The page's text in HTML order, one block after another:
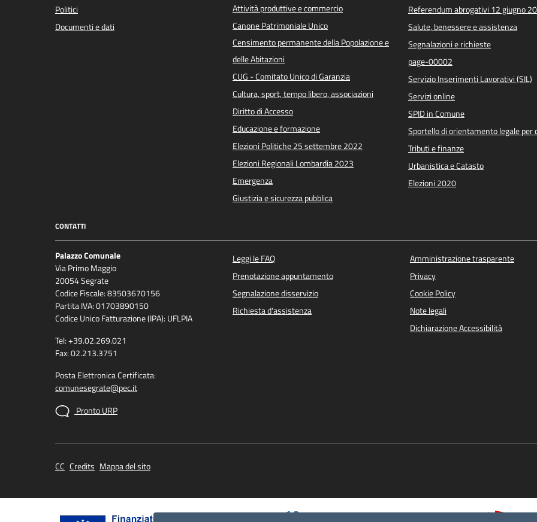
Politici
Documenti e dati
Attività produttive e commercio
Canone Patrimoniale Unico
Censimento permanente della Popolazione e
delle Abitazioni
CUG - Comitato Unico di Garanzia
Cultura, sport, tempo libero, associazioni
Diritto di Accesso
Educazione e formazione
Elezioni Politiche 25 settembre 2022
Elezioni Regionali Lombardia 2023
Emergenza
Giustizia e sicurezza pubblica
Referendum abrogativi 12 giugno
Salute, benessere e assistenza
Segnalazioni e richieste
page-00002
Servizio Inserimenti Lavorativi (SIL)
Servizi online
SPID in Comune
Sportello di orientamento legale per
Tributi e finanze
Urbanistica e Catasto
Elezioni 2020
CONTATTI
Palazzo Comunale
Via Primo Maggio
20054 Segrate
Codice Fiscale: 83503670156
Partita IVA: 01703890150
Codice Unico Fatturazione (IPA): UFLPIA
Tel: +39.02.269.021
Fax: 02.213.3751
Posta Elettronica Certificata:
comunesegrate@pec.it
Pronto URP
Leggi le FAQ
Prenotazione appuntamento
Segnalazione disservizio
Richiesta d'assistenza
Amministrazione trasparente
Privacy
Cookie Policy
Note legali
Dichiarazione Accessibilità
CC Credits Mappa del sito